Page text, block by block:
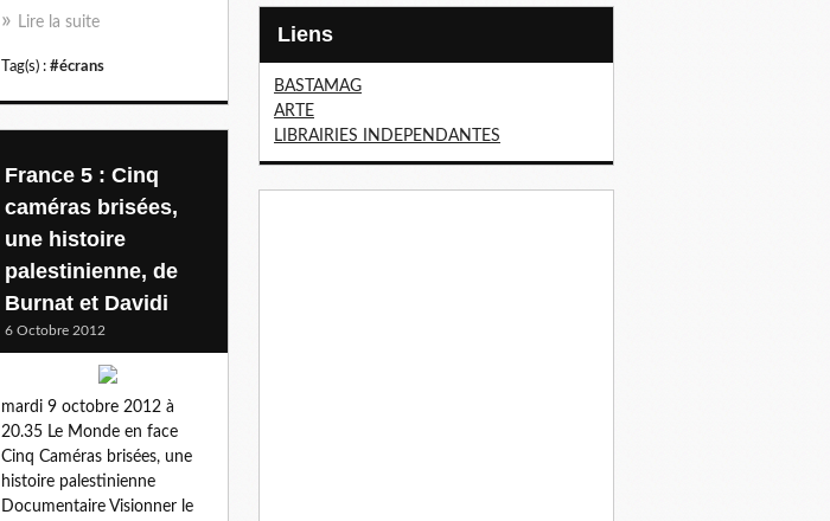
Lire la suite
Tag(s) : #écrans
France 5 : Cinq
caméras brisées,
une histoire
palestinienne, de
Burnat et Davidi
6 Octobre 2012
mardi 9 octobre 2012 à
20.35 Le Monde en face
Cinq Caméras brisées, une
histoire palestinienne
Documentaire Visionner le
Liens
BASTAMAG
ARTE
LIBRAIRIES INDEPENDANTES